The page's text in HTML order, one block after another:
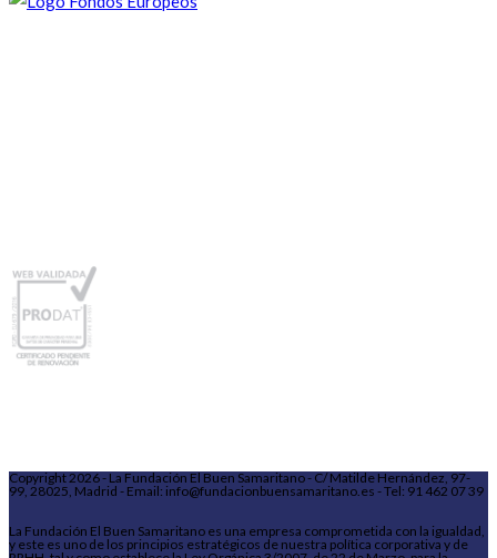
Copyright 2026 - La Fundación El Buen Samaritano - C/ Matilde Hernández, 97-
99, 28025, Madrid - Email: info@fundacionbuensamaritano.es - Tel: 91 462 07 39
La Fundación El Buen Samaritano es una empresa comprometida con la igualdad,
y este es uno de los principios estratégicos de nuestra política corporativa y de